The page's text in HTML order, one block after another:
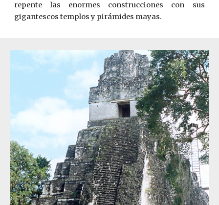
repente las enormes construcciones con sus
gigantescos templos y pirámides mayas.